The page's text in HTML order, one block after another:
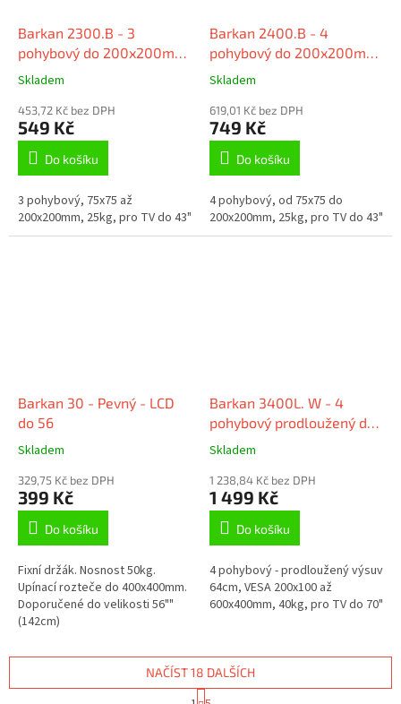
Barkan 2300.B - 3
pohybový do 200x200mm,
pro TV 13"-43" (33-109cm),
Skladem
453,72 Kč bez DPH
549 Kč
Do košíku
3 pohybový, 75x75 až
200x200mm, 25kg, pro TV do 43"
Barkan 2400.B - 4
pohybový do 200x200mm,
pro TV 13"-43" (33-109cm),
Skladem
619,01 Kč bez DPH
749 Kč
Do košíku
4 pohybový, od 75x75 do
200x200mm, 25kg, pro TV do 43"
Barkan 30 - Pevný - LCD
do 56
Skladem
329,75 Kč bez DPH
399 Kč
Do košíku
Fixní držák. Nosnost 50kg.
Upínací rozteče do 400x400mm.
Doporučené do velikosti 56""
(142cm)
Barkan 3400L. W - 4
pohybový prodloužený do
600x400mm, pro TV
40kg
Skladem
1 238,84 Kč bez DPH
1 499 Kč
Do košíku
4 pohybový - prodloužený výsuv
64cm, VESA 200x100 až
600x400mm, 40kg, pro TV do 70"
NAČÍST 18 DALŠÍCH
S